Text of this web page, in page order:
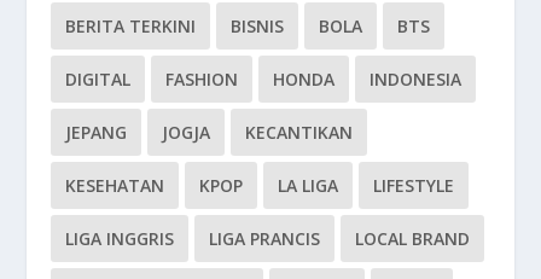
BERITA TERKINI BISNIS BOLA BTS
DIGITAL FASHION HONDA INDONESIA
JEPANG JOGJA KECANTIKAN
KESEHATAN KPOP LA LIGA LIFESTYLE
LIGA INGGRIS LIGA PRANCIS LOCAL BRAND